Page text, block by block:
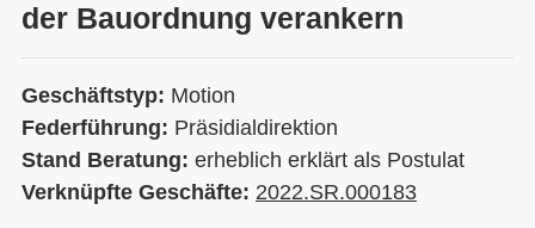
der Bauordnung verankern
Geschäftstyp: Motion
Federführung: Präsidialdirektion
Stand Beratung: erheblich erklärt als Postulat
Verknüpfte Geschäfte: 2022.SR.000183